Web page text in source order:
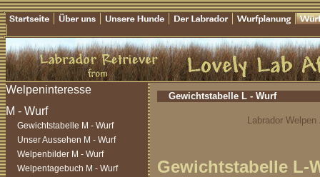
Gewichtstabelle M - Wurf
Unser Aussehen M - Wurf
Welpenbilder M - Wurf
Welpentagebuch M - Wurf
Gewichtstabelle L - Wurf
Labrador
Gewichtstabelle L-